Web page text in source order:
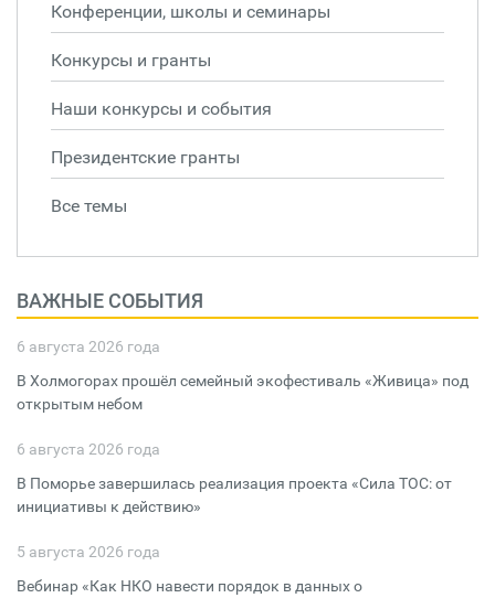
Конференции, школы и семинары
Конкурсы и гранты
Наши конкурсы и события
Президентские гранты
Все темы
ВАЖНЫЕ СОБЫТИЯ
6 августа 2026 года
В Холмогорах прошёл семейный экофестиваль «Живица» под
открытым небом
6 августа 2026 года
В Поморье завершилась реализация проекта «Сила ТОС: от
инициативы к действию»
5 августа 2026 года
Вебинар «Как НКО навести порядок в данных о